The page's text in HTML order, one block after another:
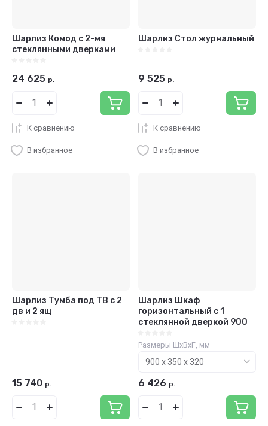
Шарлиз Комод с 2-мя
стеклянными дверками
24 625 р.
К сравнению
В избранное
Шарлиз Стол журнальный
9 525 р.
К сравнению
В избранное
Шарлиз Тумба под ТВ с 2
дв и 2 ящ
15 740 р.
Шарлиз Шкаф
горизонтальный с 1
стеклянной дверкой 900
Размеры ШхВхГ, мм
6 426 р.